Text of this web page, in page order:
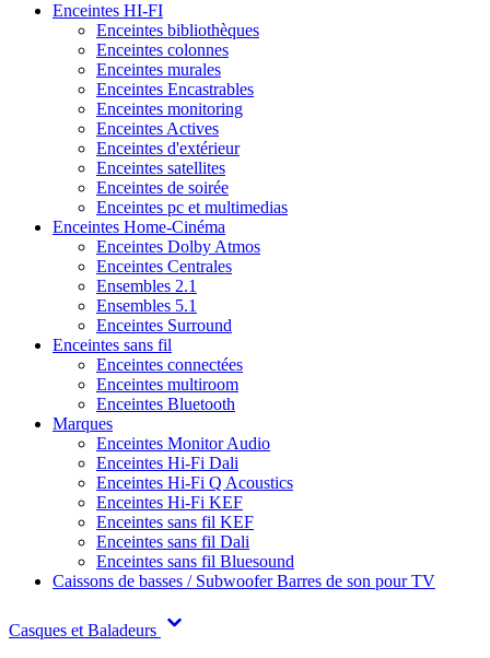
Enceintes HI-FI
Enceintes bibliothèques
Enceintes colonnes
Enceintes murales
Enceintes Encastrables
Enceintes monitoring
Enceintes Actives
Enceintes d'extérieur
Enceintes satellites
Enceintes de soirée
Enceintes pc et multimedias
Enceintes Home-Cinéma
Enceintes Dolby Atmos
Enceintes Centrales
Ensembles 2.1
Ensembles 5.1
Enceintes Surround
Enceintes sans fil
Enceintes connectées
Enceintes multiroom
Enceintes Bluetooth
Marques
Enceintes Monitor Audio
Enceintes Hi-Fi Dali
Enceintes Hi-Fi Q Acoustics
Enceintes Hi-Fi KEF
Enceintes sans fil KEF
Enceintes sans fil Dali
Enceintes sans fil Bluesound
Caissons de basses / SubwooferBarres de son pour TV
Casques et Baladeurs